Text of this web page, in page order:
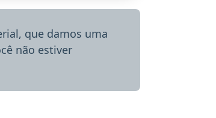
que damos uma
não estiver